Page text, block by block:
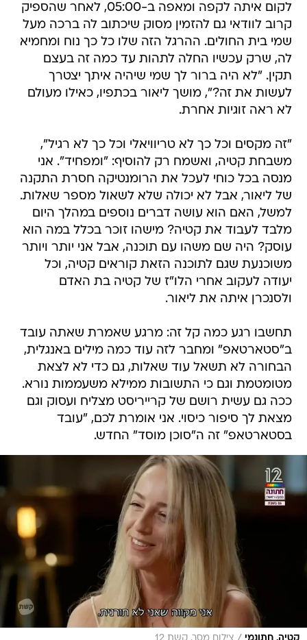
לקום איתה לקפה ומאפה ב-05:00, לאחר שהספיק
קרוב לוודאי גם להזמין מסוק שיכתוב לה ברכה מעל
שמי בית החולים. ההרגל הזה שלו כל כך נוח ומחמיא
לה, שרק עכשיו החלה לתהות עד כמה זה בעצם
תקין. "לא היה ברור לך שמי שיהיה איתך יצטרך
לעשות את זה?", מושך ליאור בכתפיו, כאילו מעולם
לא ראה זוגיות אחרת.
"זה מקסים וכל כך לא טריוויאלי וכל כך לא רגיל",
משבחת קטיה, ואשמח רק להוסיף: "ומפחיד". אני
מנסה בכל כוחי לעכל את הרומנטיקה חסרת התקנה
של ליאור, אבל לא יכולה שלא לשאול מספר שאלות.
למשל, האם הוא עושה דברים נוספים במהלך היום
מלבד לעבוד את קטיה? מישהו זוכר בכלל במה הוא
עוסק? היה שם משהו עם תוכנה, אבל אני יותר ויותר
משוכנעת שגם לתוכנה הזאת קוראים קטיה, וכל
יעודה לעקוב אחרי הלו"ז של קטיה בת האדם
ולסנכרן איתה את ליאור.
תחשבו רגע כמה קל זה: מרגע שאמרת שאתה עובד
ב"סטארטאפ" ומחבר לזה עוד כמה מילים באנגלית,
הבחורה לא תשאל עוד שאלות, גם כדי לא לצאת
מטומטמת וגם כי התשובות ממילא משעממות נורא.
ככה גם עשית רושם של קרייריסט מצליח ועסוק וגם
מצאת לך סיפור כיסוי. אני אומרת לכם, "עובד
בסטארטאפ" זה ה"סוכן מוסד" החדש.